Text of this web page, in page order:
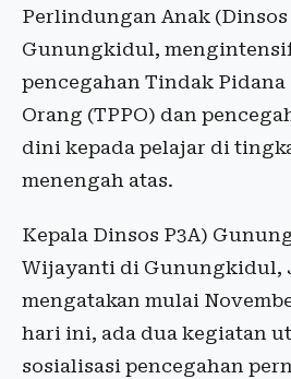
Perlindungan Anak (Dinsos
Gunungkidul,
pencegahan Tindak Pidana
Orang (TPPO) dan
dini kepada pelajar di
menengah atas.
Kepala Dinsos P3A)
Wijayanti di Gunungkidul,
mengatakan mulai
hari ini, ada dua kegiatan
sosialisasi pencegahan